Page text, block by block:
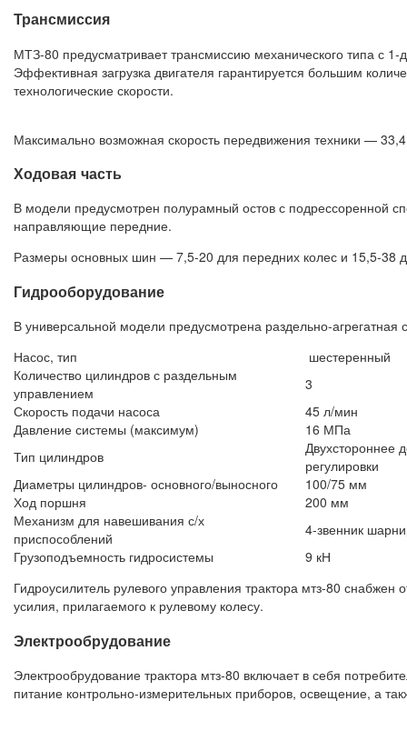
Трансмиссия
МТЗ-80 предусматривает трансмиссию механического типа с
Эффективная загрузка двигателя гарантируется большим
технологические скорости.
Максимально возможная скорость передвижения техники —
Ходовая часть
В модели предусмотрен полурамный остов с подрессоренной
направляющие передние.
Размеры основных шин — 7,5-20 для передних колес и 15,5-38
Гидрооборудование
В универсальной модели предусмотрена раздельно-
Насос, тип
шестеренный
Количество цилиндров с раздельным
управлением
3
Скорость подачи насоса
45 л/мин
Давление системы (максимум)
16 МПа
Тип цилиндров
Двухстороннее
регулировки
Диаметры цилиндров- основного/выносного
100/75 мм
Ход поршня
200 мм
Механизм для навешивания с/х
приспособлений
4-звенник
Грузоподъемность гидросистемы
9 кН
Гидроусилитель рулевого управления трактора мтз-80
усилия, прилагаемого к рулевому колесу.
Электрообрудование
Электрообрудование трактора мтз-80 включает в себя
питание контрольно-измерительных приборов, освещение, а